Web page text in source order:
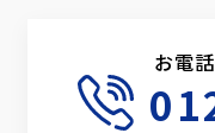
お電